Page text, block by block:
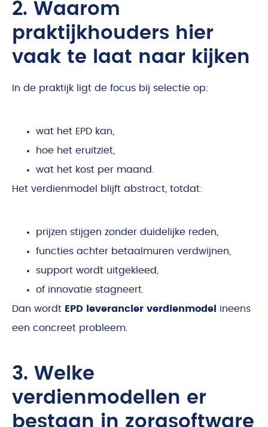
2. Waarom
praktijkhouders hier
vaak te laat naar kijken
In de praktijk ligt de focus bij selectie op:
wat het EPD kan,
hoe het eruitziet,
wat het kost per maand.
Het verdienmodel blijft abstract, totdat:
prijzen stijgen zonder duidelijke reden,
functies achter betaalmuren verdwijnen,
support wordt uitgekleed,
of innovatie stagneert.
Dan wordt EPD leverancier verdienmodel
ineens
een concreet probleem.
3. Welke
verdienmodellen er
bestaan in zorgsoftware